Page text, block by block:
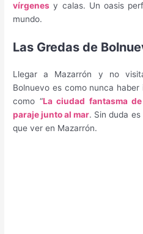
vírgenes y calas. Un oasis
mundo.
Las Gredas de
Llegar a Mazarrón y no
Bolnuevo es como nunca
como “La ciudad fantasma
paraje junto al mar. Sin duda
que ver en Mazarrón.